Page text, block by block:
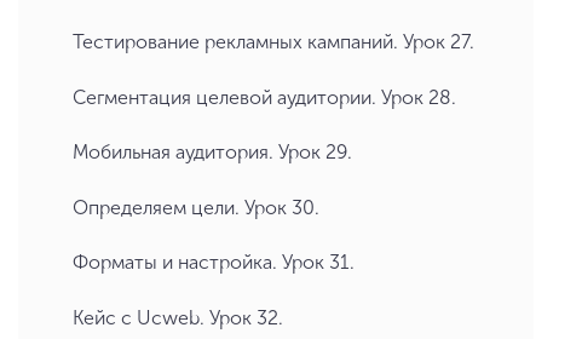
Тестирование рекламных кампаний. Урок 27.
Сегментация целевой аудитории. Урок 28.
Мобильная аудитория. Урок 29.
Определяем цели. Урок 30.
Форматы и настройка. Урок 31.
Кейс с Ucweb. Урок 32.